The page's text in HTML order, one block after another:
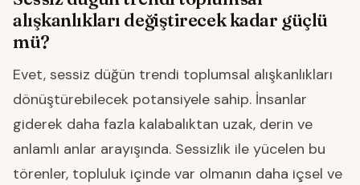
alışkanlıkları değiştirecek kadar güçlü
mü?
Evet, sessiz düğün trendi toplumsal alışkanlıkları
dönüştürebilecek potansiyele sahip. İnsanlar
giderek daha fazla kalabalıktan uzak, derin ve
anlamlı anlar arayışında. Sessizlik ile yücelen bu
törenler, topluluk içinde var olmanın daha içsel ve